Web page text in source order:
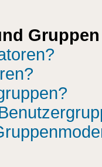
Gruppen